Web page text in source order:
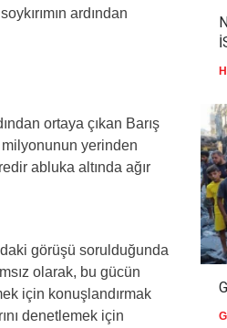
ardından
ortaya çıkan Barış
milyonunun yerinden
abluka altında ağır
görüşü sorulduğunda
olarak, bu gücün
için konuşlandırmak
denetlemek için